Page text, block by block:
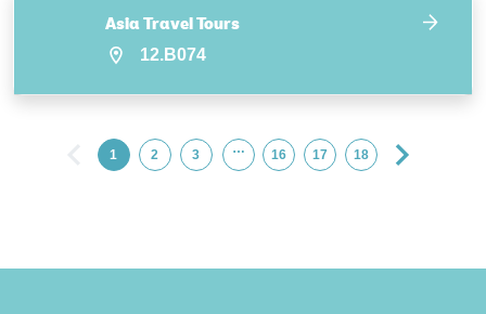
Asia Travel Tours
12.B074
1 2 3 … 16 17 18